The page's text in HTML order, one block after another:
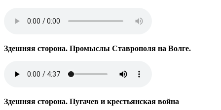
Здешняя сторона. Промыслы Ставрополя на Волге.
Здешняя сторона. Пугачев и крестьянская война